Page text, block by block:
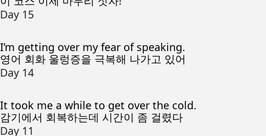
Day 15
I’m getting over my fear of speaking.
영어 회화 울렁증을 극복해 나가고 있어
Day 14
It took me a while to get over the cold.
감기에서 회복하는데 시간이 좀 걸렸다
Day 11